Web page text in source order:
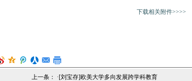
下载相关附件>>>>
上一条： ·[刘宝存]欧美大学多向发展跨学科教育